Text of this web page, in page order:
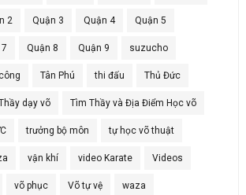
2 Quận 3 Quận 4 Quận 5
Quận 8 Quận 9 suzucho
Tân Phú thi đấu Thủ Đức
dạy võ Tìm Thầy và Địa Điểm Học võ
trưởng bộ môn tự học võ thuật
vận khí video Karate Videos
võ phục Võ tự vệ waza